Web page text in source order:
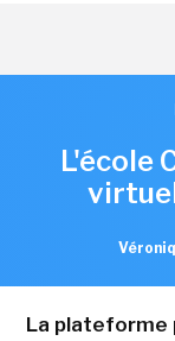
L'école
La plateforme